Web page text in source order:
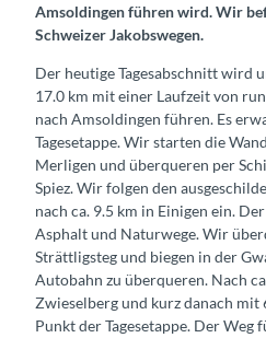
Amsoldingen führen wird. Wir
Schweizer Jakobswegen.
Der heutige Tagesabschnitt wird
17.0 km mit einer Laufzeit von
nach Amsoldingen führen. Es
Tagesetappe. Wir starten die
Merligen und überqueren per
Spiez. Wir folgen den
nach ca. 9.5 km in Einigen ein.
Asphalt und Naturwege. Wir
Strättligsteg und biegen in der
Autobahn zu überqueren. Nach
Zwieselberg und kurz danach mit
Punkt der Tagesetappe. Der